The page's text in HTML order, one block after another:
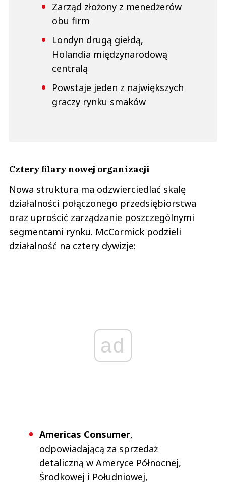
Zarząd złożony z menedżerów
obu firm
Londyn drugą giełdą,
Holandia międzynarodową
centralą
Powstaje jeden z największych
graczy rynku smaków
Cztery filary nowej organizacji
Nowa struktura ma odzwierciedlać skalę
działalności połączonego przedsiębiorstwa
oraz uprościć zarządzanie poszczególnymi
segmentami rynku. McCormick podzieli
działalność na cztery dywizje:
ad
Americas Consumer,
odpowiadającą za sprzedaż
detaliczną w Ameryce Północnej,
Środkowej i Południowej,